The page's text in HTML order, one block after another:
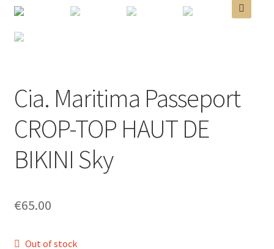
Boutique
Marques
Femme
Homme
Maillot de bain Femme
Cia. Maritima Passeport
CROP-TOP HAUT DE
BIKINI Sky
€65.00
Out of stock